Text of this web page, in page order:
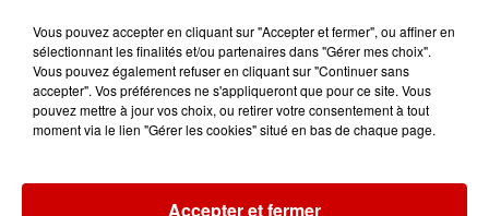
Le Duel - Gagnez votre balade
en jet ski !
Vous pouvez accepter en cliquant sur "Accepter et fermer", ou affiner en
sélectionnant les finalités et/ou partenaires dans "Gérer mes choix".
Vous pouvez également refuser en cliquant sur "Continuer sans
accepter". Vos préférences ne s'appliqueront que pour ce site. Vous
pouvez mettre à jour vos choix, ou retirer votre consentement à tout
moment via le lien "Gérer les cookies" situé en bas de chaque page.
Accepter et fermer